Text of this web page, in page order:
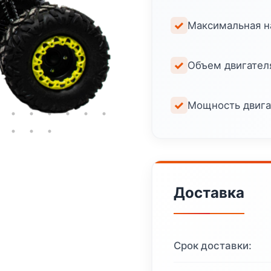
Максимальная
Объем
Мощность
Доставка
Срок доставки: